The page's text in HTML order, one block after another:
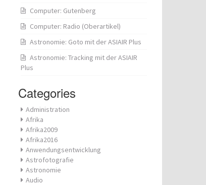
Computer: Gutenberg
Computer: Radio (Oberartikel)
Astronomie: Goto mit der ASIAIR Plus
Astronomie: Tracking mit der ASIAIR
Plus
Categories
Administration
Afrika
Afrika2009
Afrika2016
Anwendungsentwicklung
Astrofotografie
Astronomie
Audio